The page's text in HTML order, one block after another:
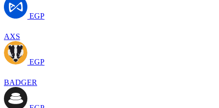
EGP
AXS
EGP
BADGER